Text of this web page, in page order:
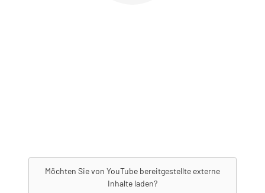
Möchten Sie von YouTube bereitgestellte externe
Inhalte laden?